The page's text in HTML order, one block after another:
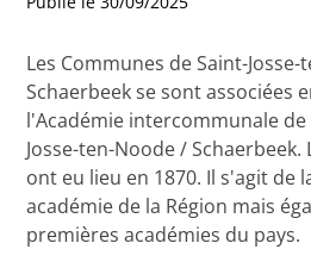
Les Communes de Saint-
Schaerbeek se sont associées
l'Académie intercommunale
Josse-ten-Noode /
ont eu lieu en 1870. Il s'agit de
académie de la Région mais
premières académies du pays.